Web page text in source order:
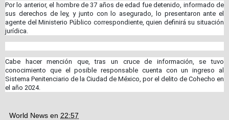
Por lo anterior, el hombre de 37 años de edad fue detenido, informado de
sus derechos de ley, y junto con lo asegurado, lo presentaron ante el
agente del Ministerio Público correspondiente, quien definirá su situación
jurídica.
Cabe hacer mención que, tras un cruce de información, se tuvo
conocimiento que el posible responsable cuenta con un ingreso al
Sistema Penitenciario de la Ciudad de México, por el delito de Cohecho en
el año 2024.
World News en 22:57